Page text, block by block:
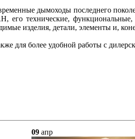
дымоходы последнего
технические, функциональные,
изделия, детали, элементы и,
для более удобной работы с
09 апр